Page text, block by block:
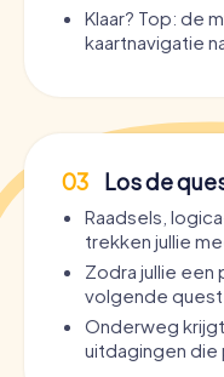
Klaar? Top: de
kaartnavigatie
03 Los de
Raadsels,
trekken jullie
Zodra jullie een
volgende quest
Onderweg
uitdagingen die